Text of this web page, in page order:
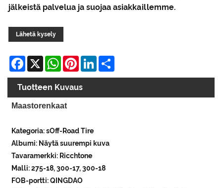
jälkeistä palvelua ja suojaa asiakkaillemme.
Lähetä kysely
Facebook
X WhatsApp
Pinterest
LinkedIn
Tuotteen Kuvaus
Maastorenkaat
Kategoria: sOff-Road Tire
Albumi: Näytä suurempi kuva
Tavaramerkki: Ricchtone
Malli: 275-18, 300-17, 300-18
FOB-portti: QINGDAO